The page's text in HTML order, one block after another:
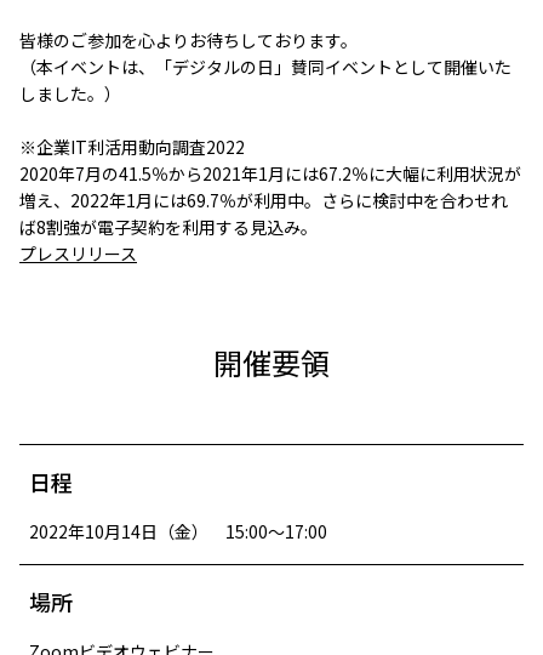
皆様のご参加を心よりお待ちしております。
（本イベントは、「デジタルの日」賛同イベントとして開催いた
しました。）
※企業IT利活用動向調査2022
2020年7月の41.5％から2021年1月には67.2％に大幅に利用状況が
増え、2022年1月には69.7％が利用中。さらに検討中を合わせれ
ば8割強が電子契約を利用する見込み。
プレスリリース
開催要領
日程
2022年10月14日（金） 15:00～17:00
場所